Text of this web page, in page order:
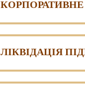
КОРПОРАТИВНЕ
ЛІКВІДАЦІЯ